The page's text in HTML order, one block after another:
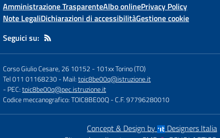
Amministrazione TrasparenteAlbo onlinePrivacy Policy
Note LegaliDichiarazioni di accessibilitàGestione cookie
Seguici su:
Corso Giulio Cesare, 26 10152 -101xx Torino (TO)
Tel 011 01168230- Mail:toic8be00q@istruzione.it
- PEC:toic8be00q@pec.istruzione.it
Codice meccanografico: TOIC8BE00Q- C.F. 97796280010
Concept & Design by
Designers Italia